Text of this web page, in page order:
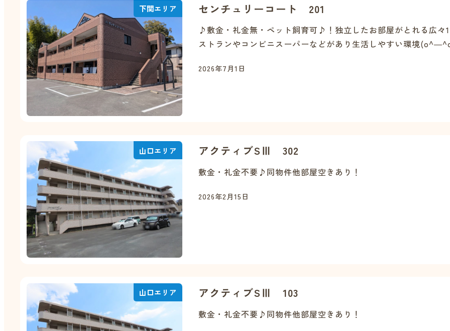
下関エリア センチュリーコート 201
♪敷金・礼金無・ペット飼育可♪！独立したお部屋がとれる広
ストランやコンビニスーパーなどがあり生活しやすい環境
2026年7月1日
山口エリア アクティブSⅢ 302
敷金・礼金不要♪同物件他部屋空きあり！
2026年2月15日
山口エリア アクティブSⅢ 103
敷金・礼金不要♪同物件他部屋空きあり！